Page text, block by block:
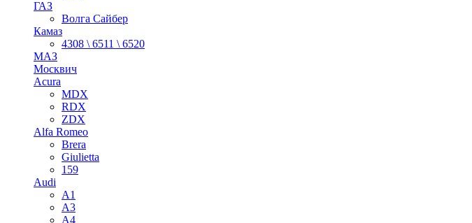
ГАЗ
Волга Сайбер
Камаз
4308 \ 6511 \ 6520
МАЗ
Москвич
Acura
MDX
RDX
ZDX
Alfa Romeo
Brera
Giulietta
159
Audi
A1
A3
A4